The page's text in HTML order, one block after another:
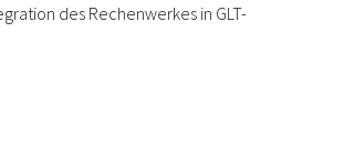
des Rechenwerkes in GLT-